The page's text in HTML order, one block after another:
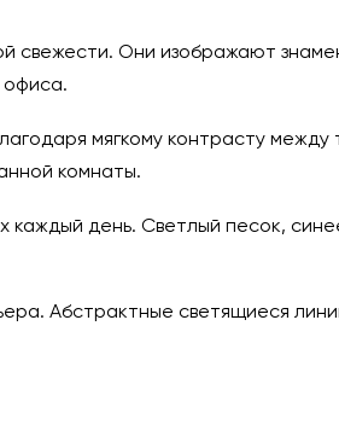
свежести. Они изображают
офиса.
мягкому контрасту
комнаты.
каждый день. Светлый песок,
Абстрактные светящиеся